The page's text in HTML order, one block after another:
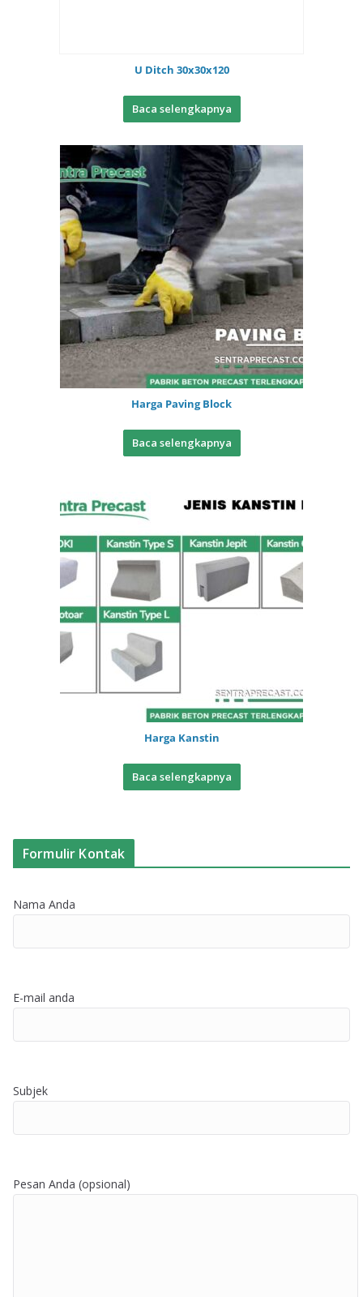
U Ditch 30x30x120
Baca selengkapnya
Harga Paving Block
Baca selengkapnya
Harga Kanstin
Baca selengkapnya
Formulir Kontak
Nama Anda
E-mail anda
Subjek
Pesan Anda (opsional)